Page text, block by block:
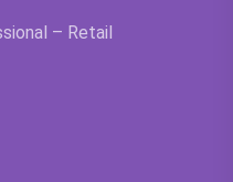
– Retail